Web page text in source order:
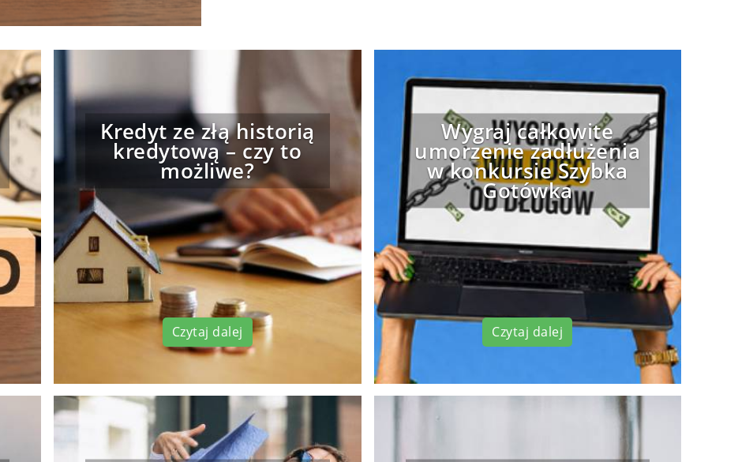
Kredyt ze złą historią
kredytową – czy to
możliwe?
Czytaj dalej
Wygraj całkowite
umorzenie zadłużenia
w konkursie Szybka
Gotówka
Czytaj dalej